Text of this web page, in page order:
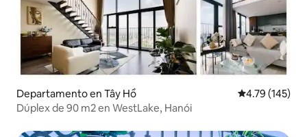
Departamento en Tây Hồ Calificación
4.79 (145)
Dúplex de 90 m2 en WestLake, Hanói